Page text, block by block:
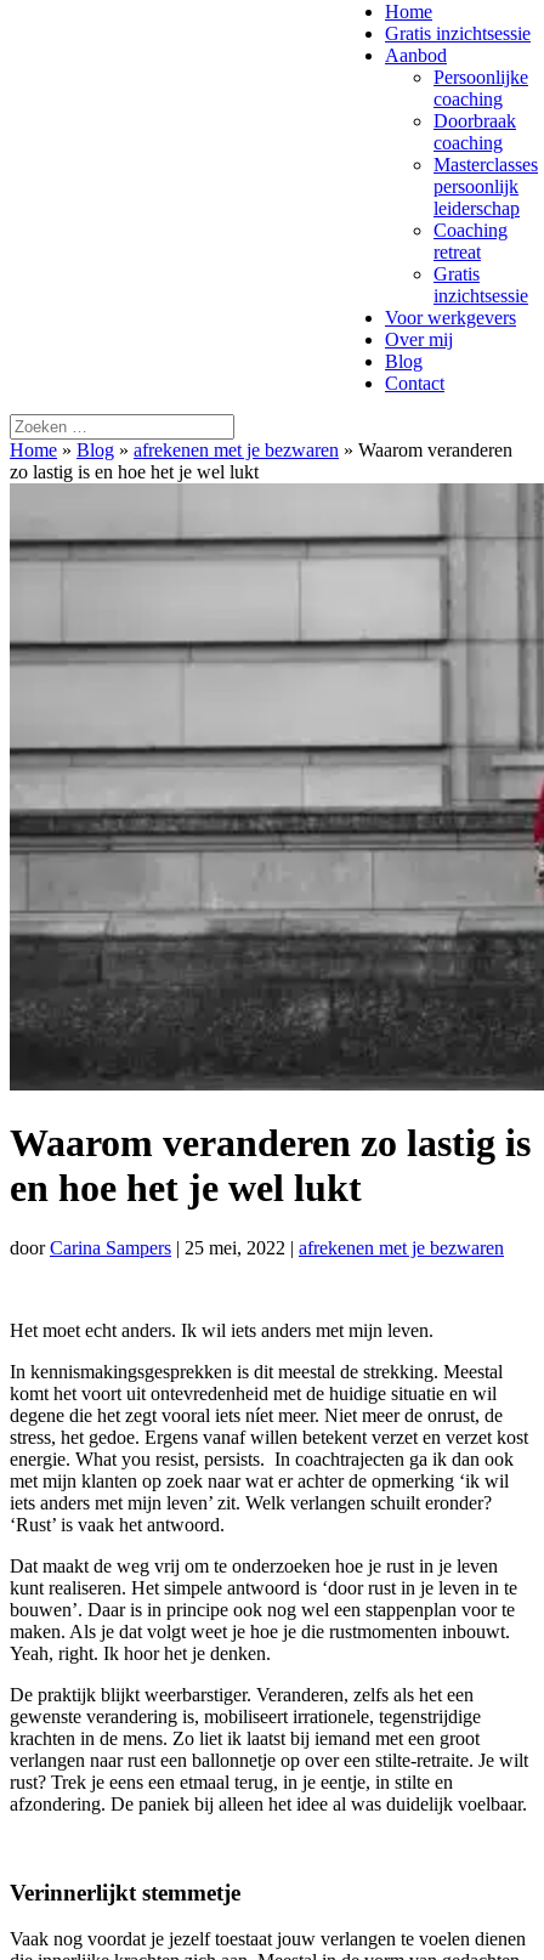
Home
Gratis inzichtsessie
Aanbod
Persoonlijke
coaching
Doorbraak
coaching
Masterclasses
persoonlijk
leiderschap
Coaching
retreat
Gratis
inzichtsessie
Voor werkgevers
Over mij
Blog
Contact
Home » Blog » afrekenen met je bezwaren » Waarom veranderen
zo lastig is en hoe het je wel lukt
Waarom veranderen zo lastig is
en hoe het je wel lukt
doorCarina Sampers | 25 mei, 2022 | afrekenen met je bezwaren
Het moet echt anders. Ik wil iets anders met mijn leven.
In kennismakingsgesprekken is dit meestal de strekking. Meestal
komt het voort uit ontevredenheid met de huidige situatie en wil
degene die het zegt vooral iets níet meer. Niet meer de onrust, de
stress, het gedoe. Ergens vanaf willen betekent verzet en verzet kost
energie. What you resist, persists. In coachtrajecten ga ik dan ook
met mijn klanten op zoek naar wat er achter de opmerking ‘ik wil
iets anders met mijn leven’ zit. Welk verlangen schuilt eronder?
‘Rust’ is vaak het antwoord.
Dat maakt de weg vrij om te onderzoeken hoe je rust in je leven
kunt realiseren. Het simpele antwoord is ‘door rust in je leven in te
bouwen’. Daar is in principe ook nog wel een stappenplan voor te
maken. Als je dat volgt weet je hoe je die rustmomenten inbouwt.
Yeah, right. Ik hoor het je denken.
De praktijk blijkt weerbarstiger. Veranderen, zelfs als het een
gewenste verandering is, mobiliseert irrationele, tegenstrijdige
krachten in de mens. Zo liet ik laatst bij iemand met een groot
verlangen naar rust een ballonnetje op over een stilte-retraite. Je wilt
rust? Trek je eens een etmaal terug, in je eentje, in stilte en
afzondering. De paniek bij alleen het idee al was duidelijk voelbaar.
Verinnerlijkt stemmetje
Vaak nog voordat je jezelf toestaat jouw verlangen te voelen dienen